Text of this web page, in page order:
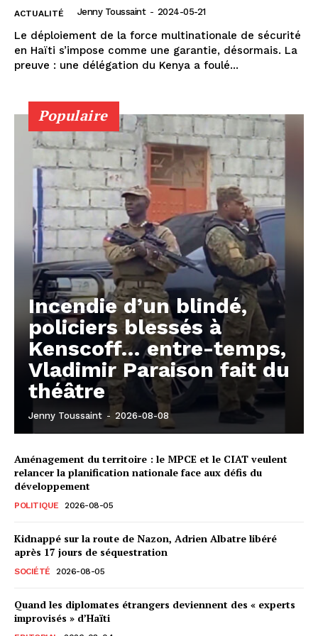
ACTUALITÉ Jenny Toussaint - 2024-05-21
Le déploiement de la force multinationale de sécurité
en Haïti s’impose comme une garantie, désormais. La
preuve : une délégation du Kenya a foulé...
Populaire
Incendie d’un blindé,
policiers blessés à
Kenscoff… entre-temps,
Vladimir Paraison fait du
théâtre
Jenny Toussaint - 2026-08-08
Aménagement du territoire : le MPCE et le CIAT veulent
relancer la planification nationale face aux défis du
développement
POLITIQUE 2026-08-05
Kidnappé sur la route de Nazon, Adrien Albatre libéré
après 17 jours de séquestration
SOCIÉTÉ 2026-08-05
Quand les diplomates étrangers deviennent des « experts
improvisés » d’Haïti